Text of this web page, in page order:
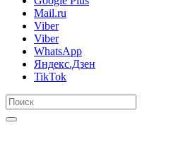
Mail.ru
Viber
Viber
WhatsApp
Яндекс.Дзен
TikTok